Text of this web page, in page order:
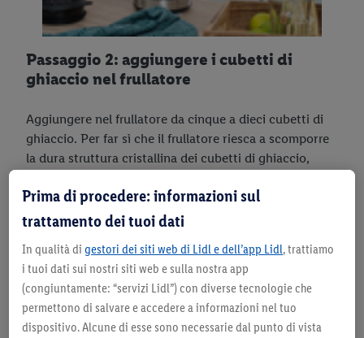
Passaggio 2: aggiungere i cubetti di
ghiaccio nel frullatore
Aggiungere nel frullatore da cinque a dieci cubetti di
ghiaccio. Per far sì che il frullatore riesca a scomporre
la dura struttura cristallina dei cubetti di ghiaccio,
velocità di almeno 10.000 giri.
Prima di procedere: informazioni sul
trattamento dei tuoi dati
In qualità di gestori dei siti web di Lidl e dell’app Lidl, trattiamo
i tuoi dati sui nostri siti web e sulla nostra app
(congiuntamente: “servizi Lidl”) con diverse tecnologie che
permettono di salvare e accedere a informazioni nel tuo
dispositivo. Alcune di esse sono necessarie dal punto di vista